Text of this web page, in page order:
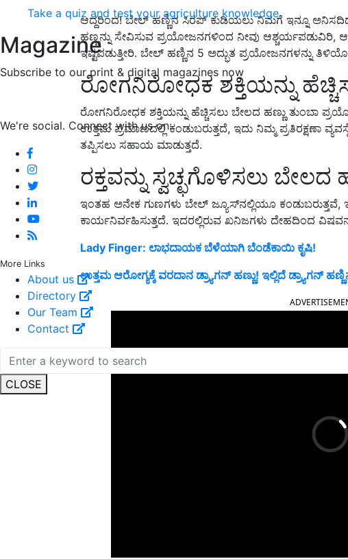
Take a quiz and test your agriculture knowledge
Magazine
Subscribe to our print & digital magazines now
We're social. Connect with us on:
More Links
About us
Directory
Our Team
Contact
CLOSE
ಆದ್ದರಿಂದ! ಬೇಲ್ ಹಣ್ಣಿನ ಸಿರಪ್ ಕುಡಿಯಲು ನಿಮಗೆ ಇನ್ನೂ
ಹಣ್ಣನ್ನು ಸೇವಿಸುವ ಪ್ರಯೋಜನಗಳಿಂದ ನೀವು ಆಶ್ಚರ್ಯಪಡುವಿರಿ,
ಇಷ್ಟಪಡುತ್ತೀರಿ. ಬೇಲ್ ಹಣ್ಣಿನ 5 ಅದ್ಭುತ ಪ್ರಯೋಜನಗಳನ್ನು
ರೋಗನಿರೋಧಕ ಶಕ್ತಿಯನ್ನು
ರೋಗನಿರೋಧಕ ಶಕ್ತಿಯನ್ನು ಹೆಚ್ಚಿಸಲು ಬೇಲದ ಹಣ್ಣು ತುಂಬಾ
ಉತ್ತಮ ಪ್ರಮಾಣದಲ್ಲಿ ಕಂಡುಬರುತ್ತದೆ, ಇದು ನಿಮ್ಮ ಪ್ರತಿರಕ್ಷಣಾ
ತಪ್ಪಿಸಲು ಸಹಾಯ ಮಾಡುತ್ತದೆ.
ರಕ್ತವನ್ನು ಸ್ವಚ್ಛಗೊಳಿಸಲು ಬೇಲದ
ಇಂತಹ ಅನೇಕ ಗುಣಗಳು ಬೇಲ್ ಜ್ಯೂಸ್‌ನಲ್ಲಿಯೂ ಕಂಡುಬರುತ್ತವೆ,
ಕಾರ್ಯನಿರ್ವಹಿಸುತ್ತದೆ. ಇದರಲ್ಲಿರುವ ಖನಿಜಗಳು ದೇಹದಿಂದ
Lady Finger: ಲಾಭದಾಯಕ ಬೆಳೆಯಾಗಿ ಬೆಂಡೆಕಾಯಿ ಕೃಷಿ!
ಉತ್ತಮ ಆರೋಗ್ಯಕ್ಕೆ ವರದಾನ ಡ್ರ್ಯಾಗನ್ ಹಣ್ಣು! ಇಲ್ಲಿದೆ ಡ್ರ್ಯಾಗನ್